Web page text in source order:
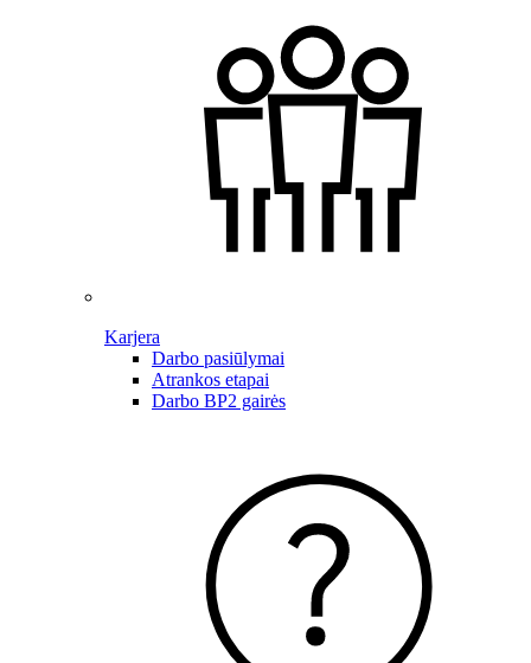
Karjera
Darbo pasiūlymai
Atrankos etapai
Darbo BP2 gairės